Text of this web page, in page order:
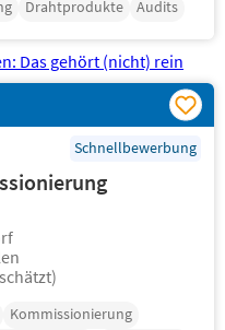
Drahtprodukte Audits
Schnellbewerbung
Kommissionierung